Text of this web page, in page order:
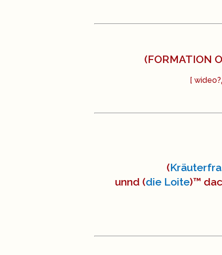
(FORMATION
[
(
unnd (die Loite)™